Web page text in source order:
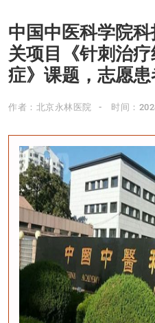
中国中医科学院
关项目《针刺治
症》课题，志愿患
作者：北京永林医院 时间：